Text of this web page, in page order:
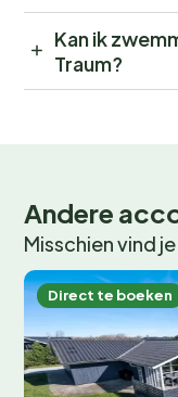
Kan ik
Traum?
Andere
Misschien vind
Direct te boeken